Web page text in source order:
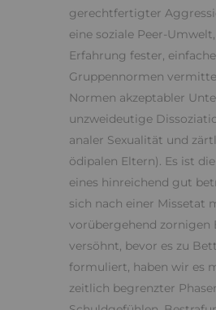
gerechtfertigter
eine soziale Peer-
Erfahrung fester,
Gruppennormen
Normen akzeptabler
unzweideutige
analer Sexualität und
ödipalen Eltern). Es ist
eines hinreichend gut
sich nach einer Missetat
vorübergehend zornigen
versöhnt, bevor es zu
formuliert, haben wir es
zeitlich begrenzter